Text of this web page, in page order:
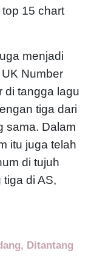
15 chart
menjadi
Number
di tangga lagu
tiga dari
sama. Dalam
itu juga telah
di tujuh
di AS,
Ditantang